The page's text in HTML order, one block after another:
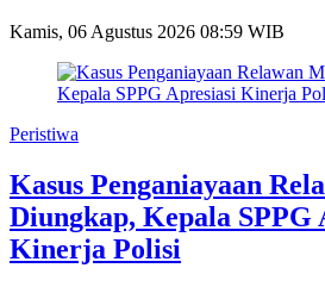
Kamis, 06 Agustus 2026 08:59 WIB
Peristiwa
Kasus Penganiayaan
Diungkap, Kepala SPPG
Kinerja Polisi